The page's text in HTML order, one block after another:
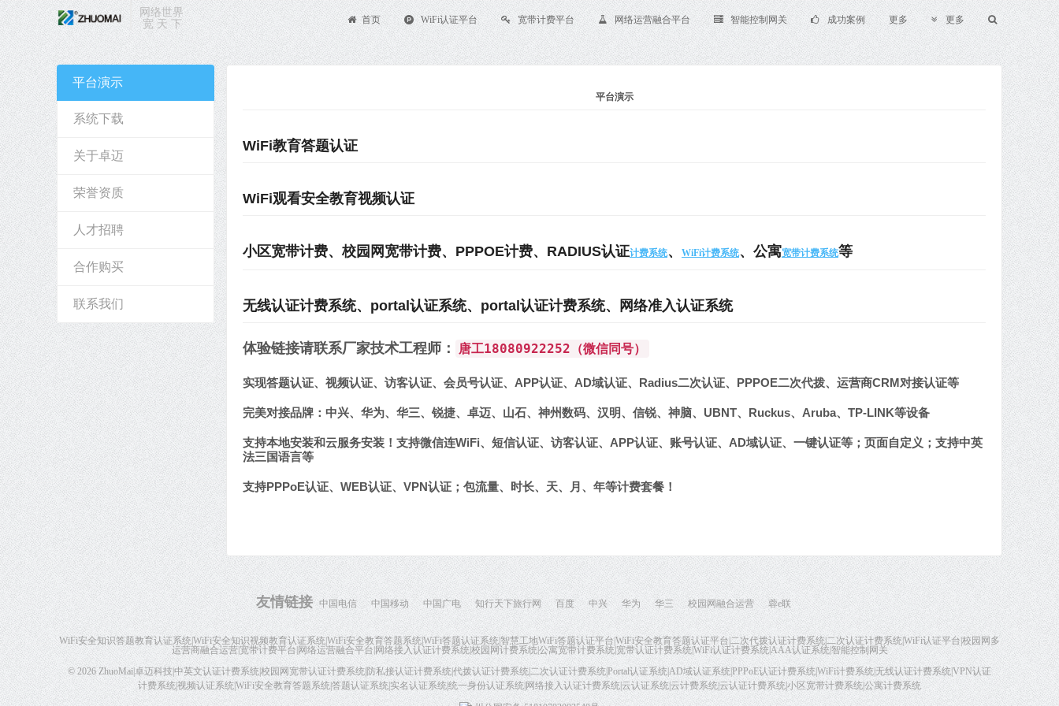
网络世界
宽 天 下
首页 WiFi认证平台 宽带计费平台 网络运营融合平台 智能控制网关 成功案例 更多 更多
平台演示
系统下载
关于卓迈
荣誉资质
人才招聘
合作购买
联系我们
平台演示
WiFi教育答题认证
WiFi观看安全教育视频认证
小区宽带计费、校园网宽带计费、PPPOE计费、RADIUS认证计费系统、 WiFi计费系统、公寓宽带计费系统等
无线认证计费系统、portal认证系统、portal认证计费系统、网络准入认证系统
体验链接请联系厂家技术工程师： 唐工18080922252（微信同号）
实现答题认证、视频认证、访客认证、会员号认证、APP认证、AD域认证、Radius二次认证、PPPOE二次代拨、运营商CRM对接认证等
完美对接品牌：中兴、华为、华三、锐捷、卓迈、山石、神州数码、汉明、信锐、神脑、UBNT、Ruckus、Aruba、TP-LINK等设备
支持本地安装和云服务安装！支持微信连WiFi、短信认证、访客认证、APP认证、账号认证、AD域认证、一键认证等；页面自定义；支持中英
法三国语言等
支持PPPoE认证、WEB认证、VPN认证；包流量、时长、天、月、年等计费套餐！
友情链接 中国电信 中国移动 中国广电 知行天下旅行网 百度 中兴 华为 华三 校园网融合运营 蓉e联
WiFi安全知识答题教育认证系统|WiFi安全知识视频教育认证系统|WiFi安全教育答题系统|WiFi答题认证系统|智慧工地WiFi答题认证平台|WiFi安全教育答题认证平台|二次代拨认证计费系统|二次认证计费系统|WiFi认证平台|校园网多
运营商融合运营|宽带计费平台|网络运营融合平台|网络接入认证计费系统|校园网计费系统|公寓宽带计费系统|宽带认证计费系统|WiFi认证计费系统|AAA认证系统|智能控制网关
© 2026ZhuoMai|卓迈科技|中英文认证计费系统|校园网宽带认证计费系统|防私接认证计费系统|代拨认证计费系统|二次认证计费系统|Portal认证系统|AD域认证系统|PPPoE认证计费系统|WiFi计费系统|无线认证计费系统|VPN认证
计费系统|视频认证系统|WiFi安全教育答题系统|答题认证系统|实名认证系统|统一身份认证系统|网络接入认证计费系统|云认证系统|云计费系统|云认证计费系统|小区宽带计费系统|公寓计费系统